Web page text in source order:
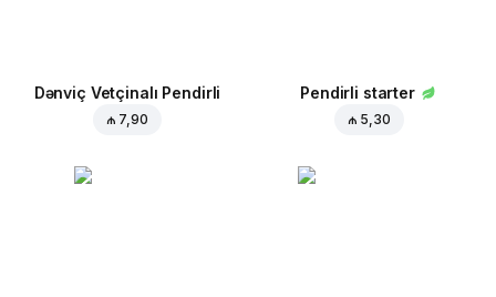
Dənviç Vetçinalı Pendirli
₼ 7,90
Pendirli starter
₼ 5,30